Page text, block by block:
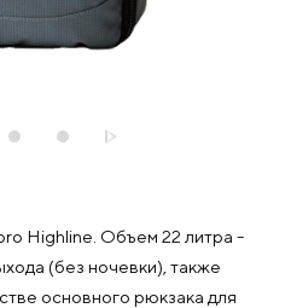
Highline. Объем 22 литра -
(без ночевки), также
основного рюкзака для